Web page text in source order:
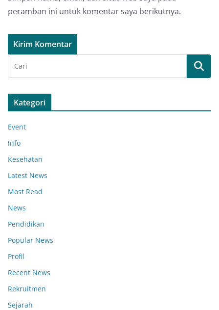
peramban ini untuk komentar saya berikutnya.
Kategori
Event
Info
Kesehatan
Latest News
Most Read
News
Pendidikan
Popular News
Profil
Recent News
Rekruitmen
Sejarah